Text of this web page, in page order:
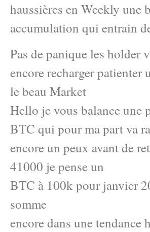
haussières en Weekly une
accumulation qui entrain
Pas de panique les holder
encore recharger patienter
le beau Market
Hello je vous balance une
BTC qui pour ma part va
encore un peux avant de
41000 je pense un
BTC à 100k pour janvier
somme
encore dans une tendance